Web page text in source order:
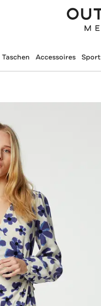
Taschen Accessoires Sport